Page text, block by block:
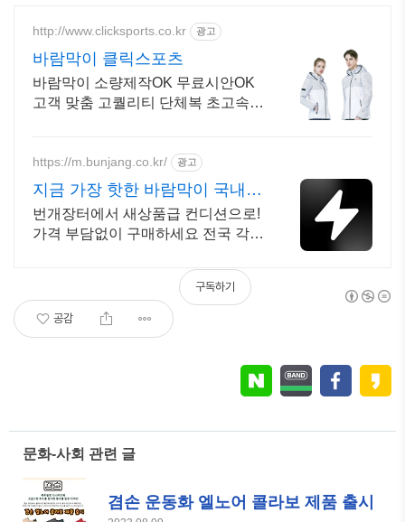
http://www.clicksports.co.kr 광고
바람막이 클릭스포츠
바람막이 소량제작OK 무료시안OK
고객 맞춤 고퀄리티 단체복 초고속
https://m.bunjang.co.kr/ 광고
지금 가장 핫한 바람막이 국내
최대 브랜드 중고거래
번개장터에서 새상품급 컨디션으로!
가격 부담없이 구매하세요 전국 각지
일 10만 개 이상의 신규 상품 업로드
공감
구독하기
문화-사회 관련 글
겸손 운동화 엘노어 콜라보 제품 출시